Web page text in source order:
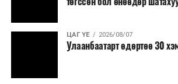
салбар бүрдээ урсгал зардлыг 20
нөхөн томилгоо хийхгүй байх, аялал,
хамт олны урлаг, спортын арга
байгуулахгүй байх, төрийн албанд
сургалтыг цахим хэлбэрт
ЦАГ ҮЕ 2026/08/07
Улаанбаатарт өдөртөө 30